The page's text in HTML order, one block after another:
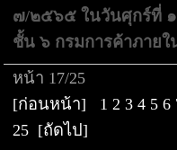
๗/๒๕๖๕ ในวันศุกร์ที่
ชั้น ๖ กรมการค้าภาย
หน้า 17/25
[ก่อนหน้า]
1 2 3 4 5 6
25 [ถัดไป]